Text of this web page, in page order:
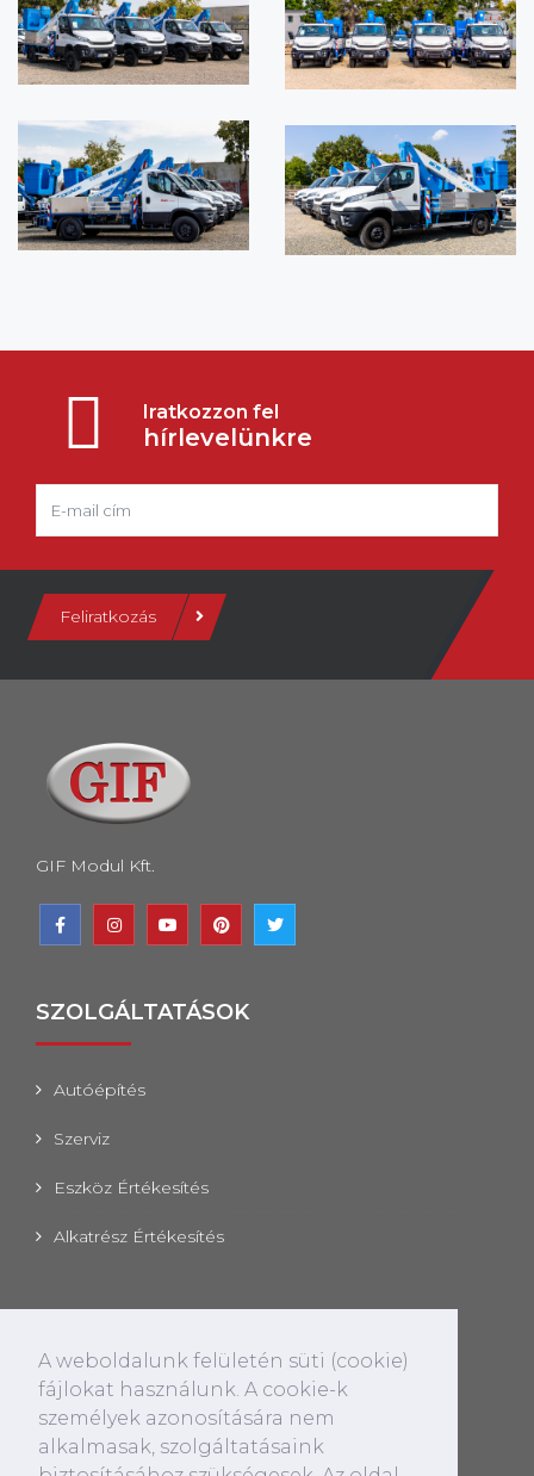
A weboldalunk felületén süti (cookie)
fájlokat használunk. A cookie-k
személyek azonosítására nem
alkalmasak, szolgáltatásaink
Iratkozzon fel
hírlevelünkre
Feliratkozás
GIF Modul Kft.
SZOLGÁLTATÁSOK
Autóépítés
Szerviz
Eszköz Értékesítés
Alkatrész Értékesítés
CÍM
2100 Gödöllő, Pattantyús Ábrahám körút 8.
E-MAIL